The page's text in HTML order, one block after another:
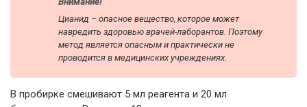
Цианид – опасное вещество, которое может
навредить здоровью врачей-лаборантов. Поэтому
метод является опасным и практически не
проводится в медицинских учреждениях.
В пробирке смешивают 5 мл реагента и 20 мл